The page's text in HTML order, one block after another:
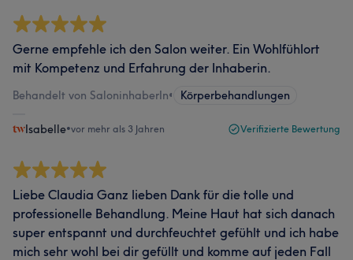
Gerne empfehle ich den Salon weiter. Ein Wohlfühlort
mit Kompetenz und Erfahrung der Inhaberin.
Behandelt von SaloninhaberIn• Körperbehandlungen
Isabelle•vor mehr als 3 Jahren Verifizierte Bewertung
Liebe Claudia Ganz lieben Dank für die tolle und
professionelle Behandlung. Meine Haut hat sich danach
super entspannt und durchfeuchtet gefühlt und ich habe
mich sehr wohl bei dir gefüllt und komme auf jeden Fall